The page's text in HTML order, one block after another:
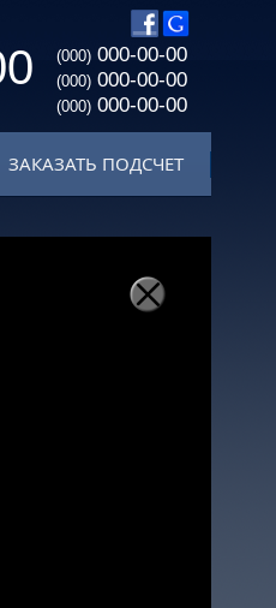
(000) 000-00-00
(000) 000-00-00
(000) 000-00-00
ЗАКАЗАТЬ ПОДСЧЕТ